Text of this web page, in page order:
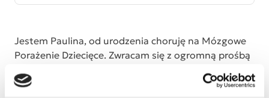
Jestem Paulina, od urodzenia choruję na Mózgowe
Porażenie Dziecięce. Zwracam się z ogromną prośbą
rehabilitacji. Proszę podaruj 1,5%, malutki 1,5% a tak